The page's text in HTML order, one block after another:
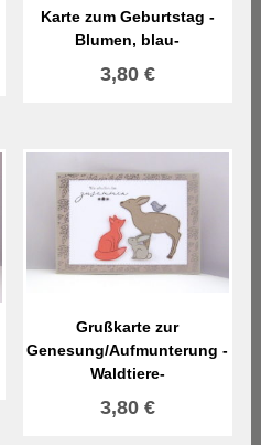
Karte zum Geburtstag -
Blumen, blau-
3,80 €
Grußkarte zur
Genesung/Aufmunterung -
Waldtiere-
3,80 €